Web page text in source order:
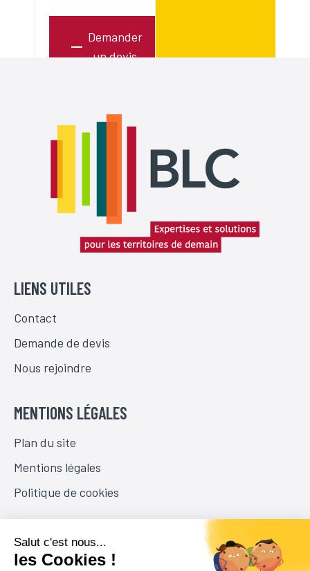
Demander
un devis
LIENS UTILES
Contact
Demande de devis
Nous rejoindre
MENTIONS LÉGALES
Plan du site
Mentions légales
Politique de cookies
NOUS SUIVRE